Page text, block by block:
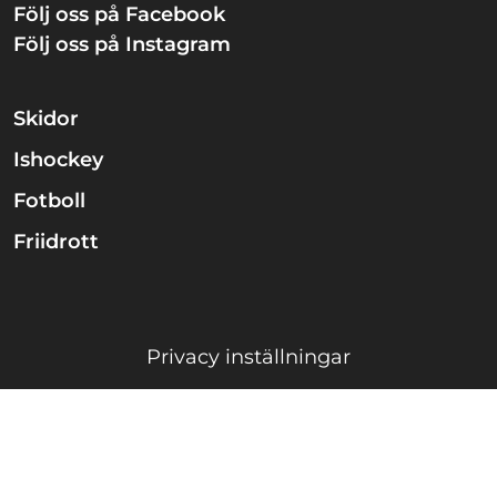
Följ oss på Facebook
Följ oss på Instagram
Skidor
Ishockey
Fotboll
Friidrott
Privacy inställningar